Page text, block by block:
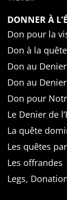
DONNER À
Don pour la
Don à la quête
Don au
Don au
Don pour
Le Denier de
La quête
Les quêtes
Les offrandes
Legs,